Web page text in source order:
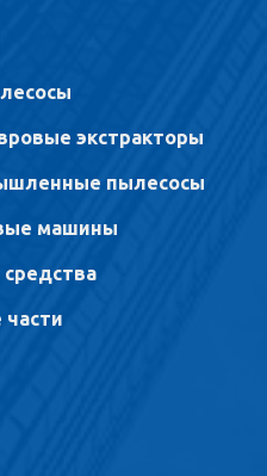
экстракторы
пылесосы
машины
части